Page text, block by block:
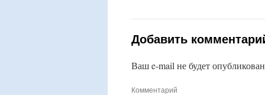
Добавить
Ваш e-mail не будет
Комментарий